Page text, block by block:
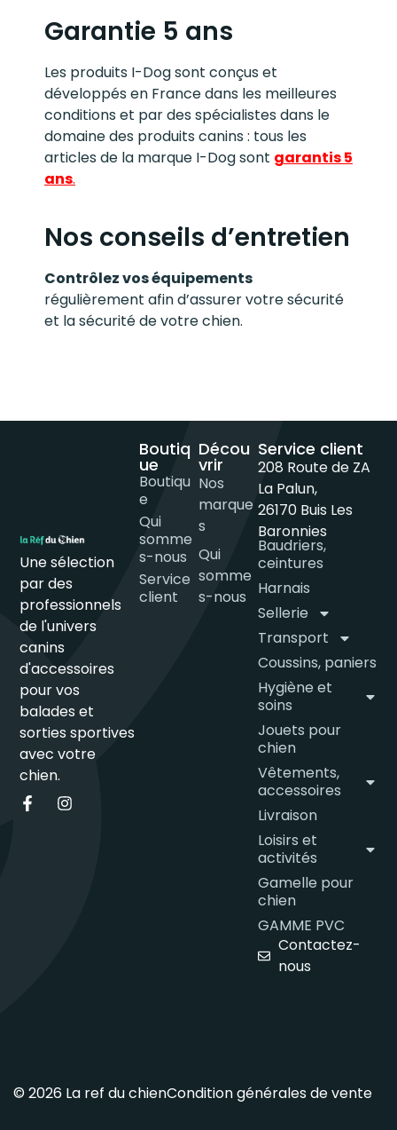
Garantie 5 ans
Les produits I-Dog sont conçus et
développés en France dans les meilleures
conditions et par des spécialistes dans le
domaine des produits canins : tous les
articles de la marque I-Dog sont garantis 5
ans.
Nos conseils d’entretien
Contrôlez vos équipements
régulièrement afin d’assurer votre sécurité
et la sécurité de votre chien.
Une sélection
par des
professionnels
de l'univers
canins
d'accessoires
pour vos
balades et
sorties sportives
avec votre
chien.
Décou
vrir
Nos
marque
s
Qui
somme
s-nous
Boutiq
ue
Boutiqu
e
Qui
somme
s-nous
Service
client
Service client
208 Route de ZA
La Palun,
26170 Buis Les
Baronnies
Baudriers,
ceintures
Harnais
Sellerie
Transport
Coussins, paniers
Hygiène et
soins
Jouets pour
chien
Vêtements,
accessoires
Livraison
Loisirs et
activités
Gamelle pour
chien
GAMME PVC
Contactez-
nous
© 2026 La ref du chienCondition générales de vente